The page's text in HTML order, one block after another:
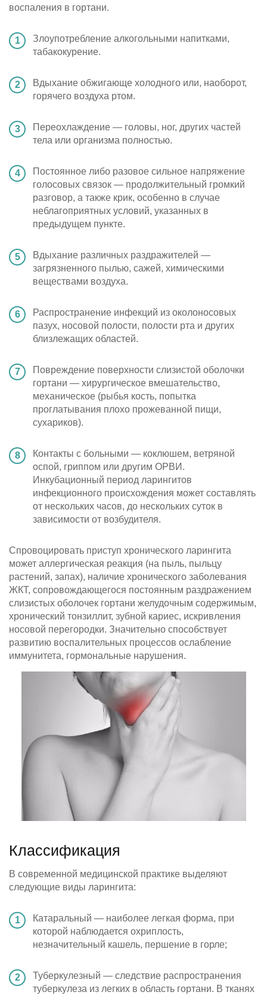
воспаления в гортани.
Злоупотребление алкогольными напитками,
табакокурение.
Вдыхание обжигающе холодного или, наоборот,
горячего воздуха ртом.
Переохлаждение — головы, ног, других частей
тела или организма полностью.
Постоянное либо разовое сильное напряжение
голосовых связок — продолжительный громкий
разговор, а также крик, особенно в случае
неблагоприятных условий, указанных в
предыдущем пункте.
Вдыхание различных раздражителей —
загрязненного пылью, сажей, химическими
веществами воздуха.
Распространение инфекций из околоносовых
пазух, носовой полости, полости рта и других
близлежащих областей.
Повреждение поверхности слизистой оболочки
гортани — хирургическое вмешательство,
механическое (рыбья кость, попытка
проглатывания плохо прожеванной пищи,
сухариков).
Контакты с больными — коклюшем, ветряной
оспой, гриппом или другим ОРВИ.
Инкубационный период ларингитов
инфекционного происхождения может составлять
от нескольких часов, до нескольких суток в
зависимости от возбудителя.
Спровоцировать приступ хронического ларингита
может аллергическая реакция (на пыль, пыльцу
растений, запах), наличие хронического заболевания
ЖКТ, сопровождающегося постоянным раздражением
слизистых оболочек гортани желудочным содержимым,
хронический тонзиллит, зубной кариес, искривления
носовой перегородки. Значительно способствует
развитию воспалительных процессов ослабление
иммунитета, гормональные нарушения.
Классификация
В современной медицинской практике выделяют
следующие виды ларингита:
Катаральный — наиболее легкая форма, при
которой наблюдается охриплость,
незначительный кашель, першение в горле;
Туберкулезный — следствие распространения
туберкулеза из легких в область гортани. В тканях